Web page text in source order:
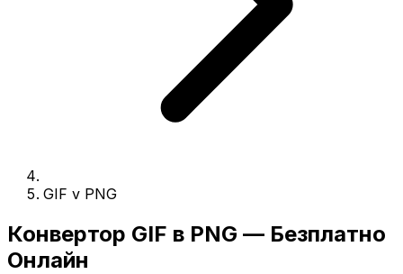
GIF v PNG
Конвертор GIF в PNG — Безплатно
Онлайн